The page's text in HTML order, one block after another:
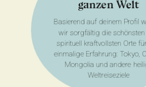
Basierend auf deinem Profil
wir sorgfältig die
spirituell kraftvollsten Orte
einmalige Erfahrung:Tokyo,
Mongolia und andere
Weltreiseziele